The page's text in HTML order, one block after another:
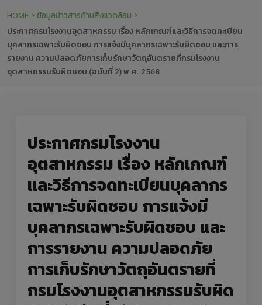
HOME > ข้อมูลข่าวสารด้านสิ่งแวดล้อม >
ประกาศกรมโรงงานอุตสาหกรรม เรื่อง หลักเกณฑ์และวิธีการจดทะเบียน
บุคลากรเฉพาะรับผิดชอบ การแจ้งมีบุคลากรเฉพาะรับผิดชอบ และการ
รายงาน ความปลอดภัยการเก็บรักษาวัตถุอันตรายที่กรมโรงงาน
อุตสาหกรรมรับผิดชอบ (ฉบับที่ 2) พ.ศ. 2568
ประกาศกรมโรงงาน
อุตสาหกรรม เรื่อง หลักเกณฑ์
และวิธีการจดทะเบียนบุคลากร
เฉพาะรับผิดชอบ การแจ้งมี
บุคลากรเฉพาะรับผิดชอบ และ
การรายงาน ความปลอดภัย
การเก็บรักษาวัตถุอันตรายที่
กรมโรงงานอุตสาหกรรมรับผิด